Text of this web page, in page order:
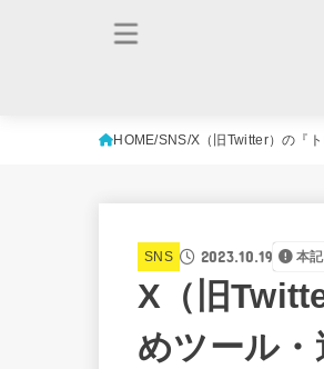
HOME SNS X（旧Twitter）の『
SNS 2023.10.19 本
X（旧
めツール